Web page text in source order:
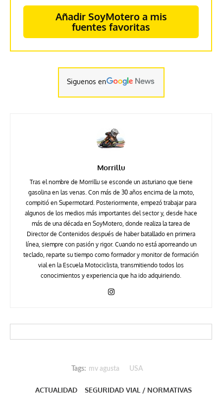
Añadir SoyMotero a mis
fuentes favoritas
Siguenos en
Morrillu
Tras el nombre de Morrillu se esconde un asturiano que tiene
gasolina en las venas. Con más de 30 años encima de la moto,
compitió en Supermotard. Posteriormente, empezó trabajar para
algunos de los medios más importantes del sector y, desde hace
más de una década en SoyMotero, donde realiza la tarea de
Director de Contenidos después de haber batallado en primera
línea, siempre con pasión y rigor. Cuando no está aporreando un
teclado, reparte su tiempo como formador y monitor de formación
vial en la Escuela Motociclista, transmitiendo todos los
conocimientos y experiencia que ha ido adquiriendo.
Tags: mv agusta USA
ACTUALIDAD SEGURIDAD VIAL / NORMATIVAS